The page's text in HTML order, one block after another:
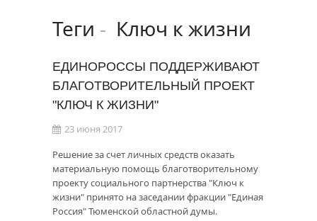
Теги - Ключ к жизни
ЕДИНОРОССЫ ПОДДЕРЖИВАЮТ
БЛАГОТВОРИТЕЛЬНЫЙ ПРОЕКТ
"КЛЮЧ К ЖИЗНИ"
23 июня 2017
Решение за счет личных средств оказать
материальную помощь благотворительному
проекту социального партнерства "Ключ к
жизни" принято на заседании фракции "Единая
Россия" Тюменской областной думы.